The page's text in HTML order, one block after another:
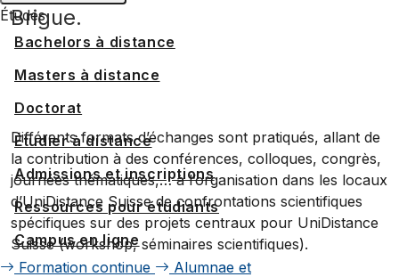
Études
Bachelors à distance
Masters à distance
Doctorat
Étudier à distance
Admissions et inscriptions
Ressources pour étudiants
Campus en ligne
Formation continue
Alumnae et
Brigue.
Différents formats d’échanges sont pratiqués, allant de
la contribution à des conférences, colloques, congrès,
journées thématiques,… à l’organisation dans les locaux
d’UniDistance Suisse de confrontations scientifiques
spécifiques sur des projets centraux pour UniDistance
Suisse (workshop, séminaires scientifiques).